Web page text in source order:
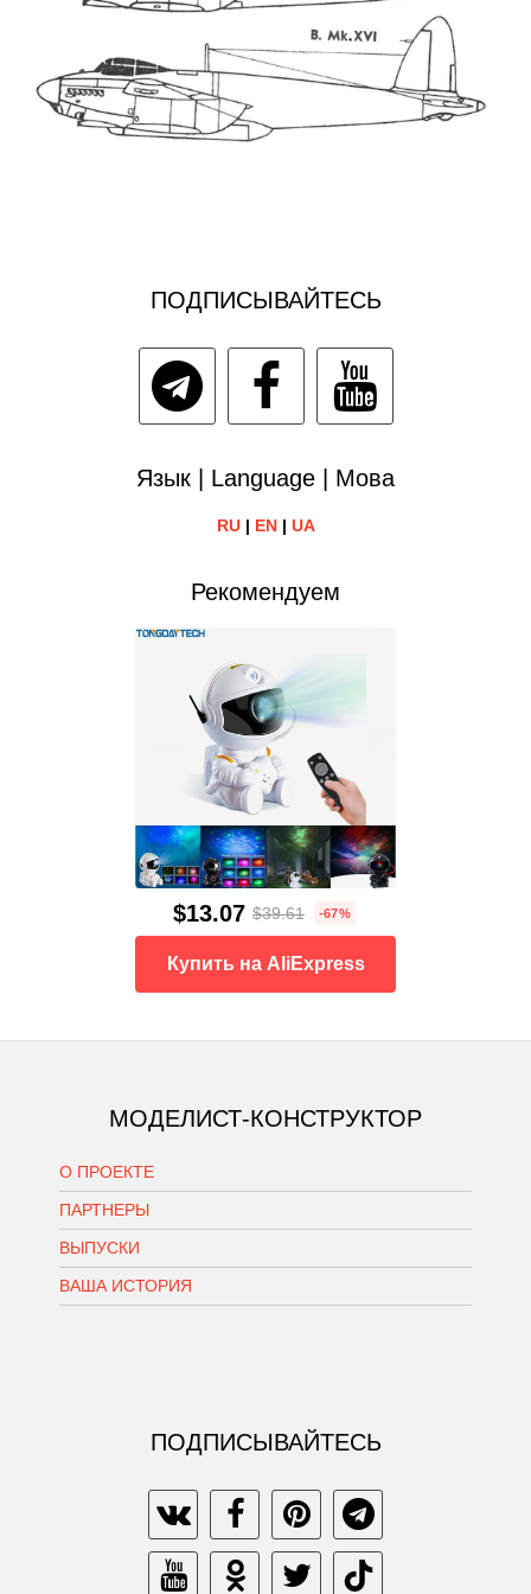
ПОДПИСЫВАЙТЕСЬ
Язык | Language | Мова
RU| EN| UA
Рекомендуем
$13.07 $39.61 -67%
Купить на AliExpress
МОДЕЛИСТ-КОНСТРУКТОР
О ПРОЕКТЕ
ПАРТНЕРЫ
ВЫПУСКИ
ВАША ИСТОРИЯ
ПОДПИСЫВАЙТЕСЬ